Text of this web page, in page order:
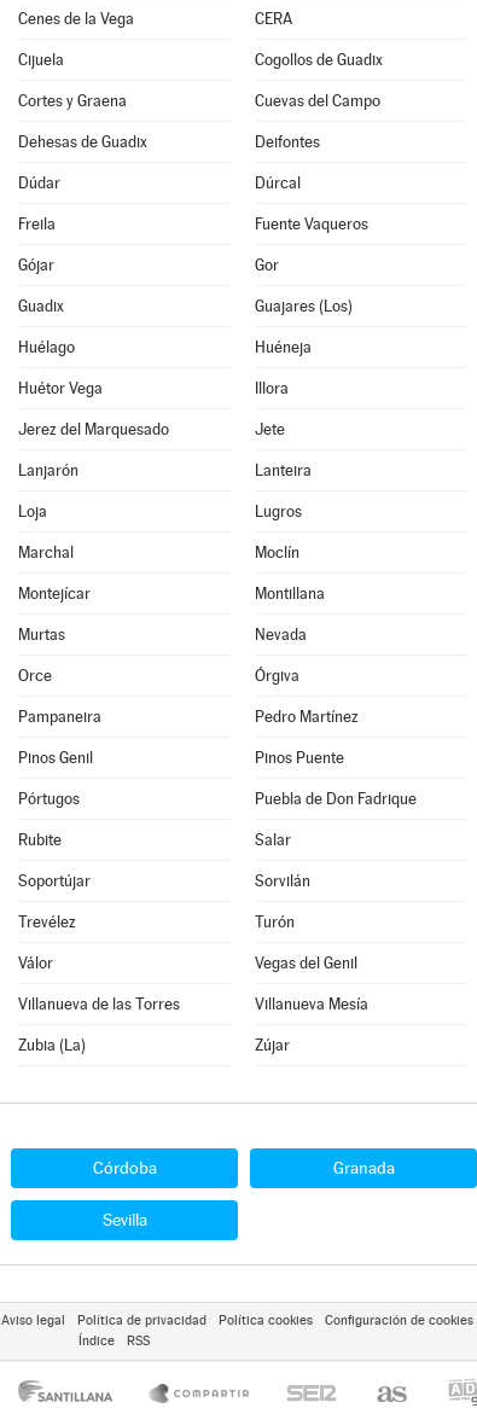
Cenes de la Vega CERA
Cijuela Cogollos de Guadix
Cortes y Graena Cuevas del Campo
Dehesas de Guadix Deifontes
Dúdar Dúrcal
Freila Fuente Vaqueros
Gójar Gor
Guadix Guajares (Los)
Huélago Huéneja
Huétor Vega Illora
Jerez del Marquesado Jete
Lanjarón Lanteira
Loja Lugros
Marchal Moclín
Montejícar Montillana
Murtas Nevada
Orce Órgiva
Pampaneira Pedro Martínez
Pinos Genil Pinos Puente
Pórtugos Puebla de Don Fadrique
Rubite Salar
Soportújar Sorvilán
Trevélez Turón
Válor Vegas del Genil
Villanueva de las Torres Villanueva Mesía
Zubia (La) Zújar
Córdoba Granada
Sevilla
Aviso legal Política de privacidad Política cookies Configuración de cookies
Índice
RSS